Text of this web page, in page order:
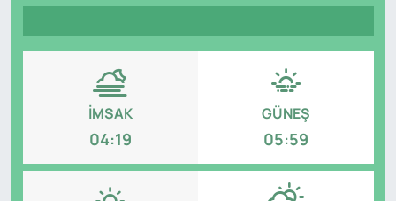
İMSAK
04:19
GÜNEŞ
05:59
Genel
Gündem
Özel Haber
POLİTİKA